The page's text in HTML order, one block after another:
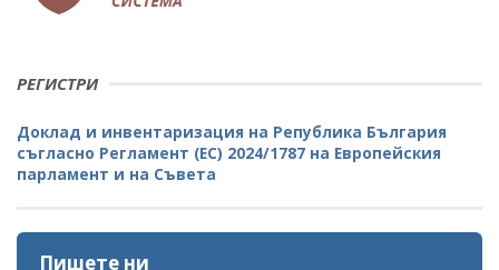
РЕГИСТРИ
Доклад и инвентаризация на Република България
съгласно Регламент (ЕС) 2024/1787 на Европейския
парламент и на Съвета
Пишете ни